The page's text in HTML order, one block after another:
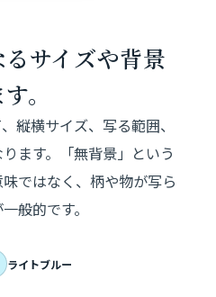
サイズや背景
。
縦横サイズ、写る範囲、
ます。「無背景」という
ではなく、柄や物が写ら
般的です。
ライトブルー